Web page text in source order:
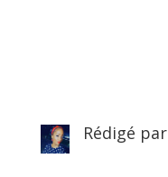
Rédigé par